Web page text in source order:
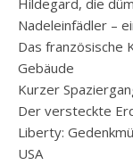
Hildegard, die
Nadeleinfädler –
Das französische
Gebäude
Kurzer
Der versteckte
Liberty:
USA